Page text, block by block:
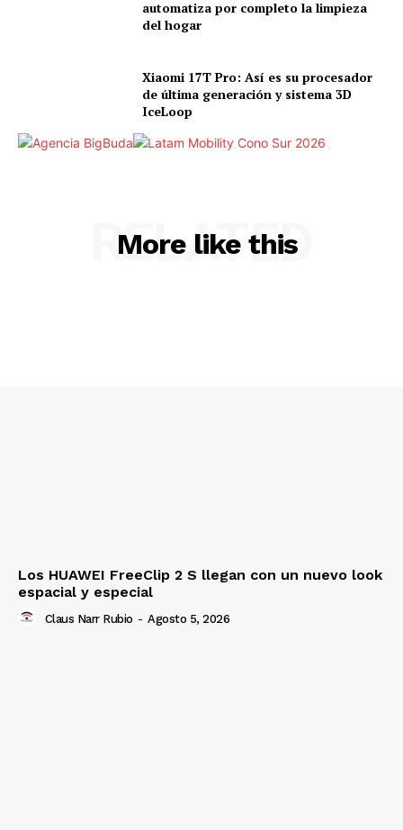
automatiza por completo la limpieza
del hogar
Xiaomi 17T Pro: Así es su procesador
de última generación y sistema 3D
IceLoop
More like this
RELATED
Los HUAWEI FreeClip 2 S llegan con un nuevo look
espacial y especial
Claus Narr Rubio - Agosto 5, 2026